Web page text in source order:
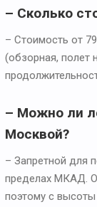
– Сколько
– Стоимость от
(обзорная, полет
– Можно ли
Москвой?
– Запретной для
пределах МКАД.
поэтому с высоты